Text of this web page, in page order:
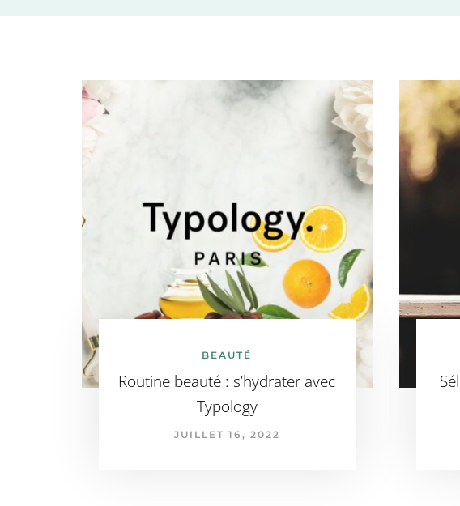
BEAUTÉ
Routine beauté : s’hydrater avec
Typology
JUILLET 16, 2022